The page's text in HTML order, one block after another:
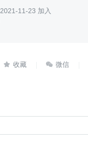
2021-11-23 加入
 